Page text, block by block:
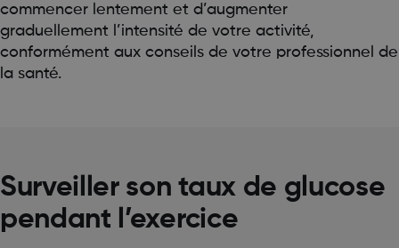
commencer lentement et d’augmenter
graduellement l’intensité de votre activité,
conformément aux conseils de votre professionnel de
la santé.
Surveiller son taux de glucose
pendant l’exercice